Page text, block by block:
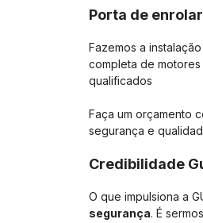
Porta de
Fazemos a
completa de
qualificados
Faça um orçamento
segurança e
Credibilidade
O que impulsiona a
segurança. É